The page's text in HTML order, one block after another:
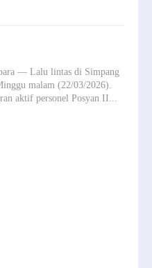
— Lalu lintas di Simpang
malam (22/03/2026).
aktif personel Posyan II...